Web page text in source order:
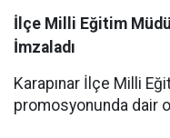
İlçe Milli Eğitim
İmzaladı
Karapınar İlçe Milli
promosyonunda dair